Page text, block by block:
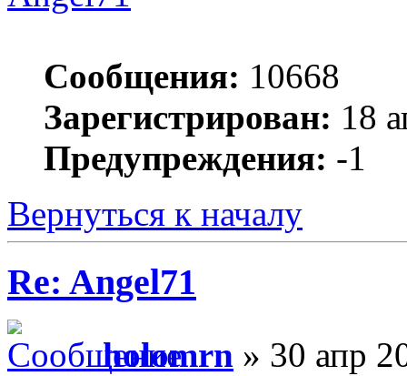
Сообщения: 10668
Зарегистрирован: 18
Предупреждения: -1
Вернуться к началу
Re: Angel71
holomrn » 30 апр